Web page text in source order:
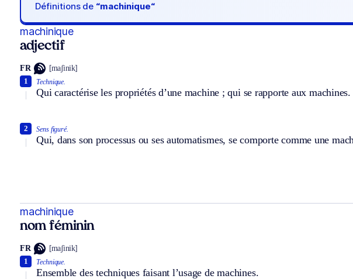
Définitions de “machinique“
machinique
adjectif
FR [maʃinik]
Technique.
Qui caractérise les propriétés d’une machine ; qui se rapporte aux machines.
1
Sens figuré.
Qui, dans son processus ou ses automatismes, se comporte comme une
2
machinique
nom féminin
FR [maʃinik]
Technique.
Ensemble des techniques faisant l’usage de machines.
1